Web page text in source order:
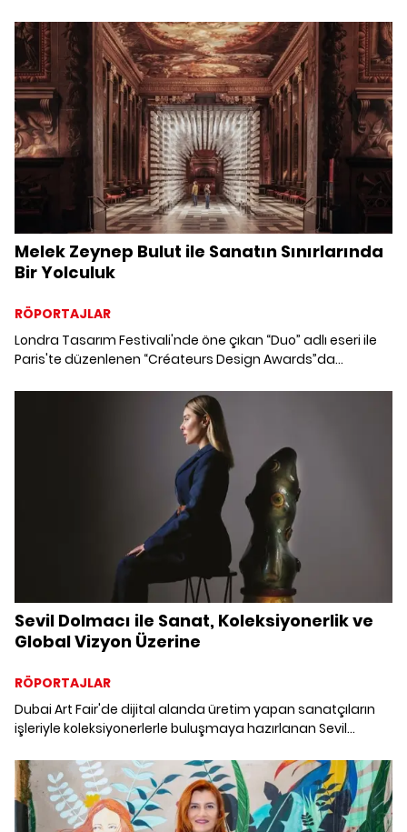
girişiminin arkasındaki hikayeyi keşfediyoruz.
Melek Zeynep Bulut ile Sanatın Sınırlarında
Bir Yolculuk
RÖPORTAJLAR
Londra Tasarım Festivali'nde öne çıkan “Duo” adlı eseri ile
Paris'te düzenlenen “Créateurs Design Awards”da
Bulut'un sıra dışı sanat evrenine geçiş yapıyoruz.
Sevil Dolmacı ile Sanat, Koleksiyonerlik ve
Global Vizyon Üzerine
RÖPORTAJLAR
Dubai Art Fair'de dijital alanda üretim yapan sanatçıların
işleriyle koleksiyonerlerle buluşmaya hazırlanan Sevil